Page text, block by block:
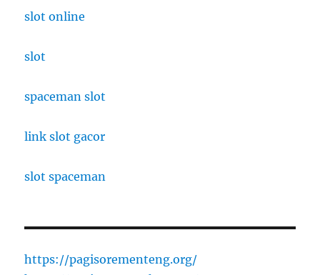
slot online
slot
spaceman slot
link slot gacor
slot spaceman
https://pagisorementeng.org/